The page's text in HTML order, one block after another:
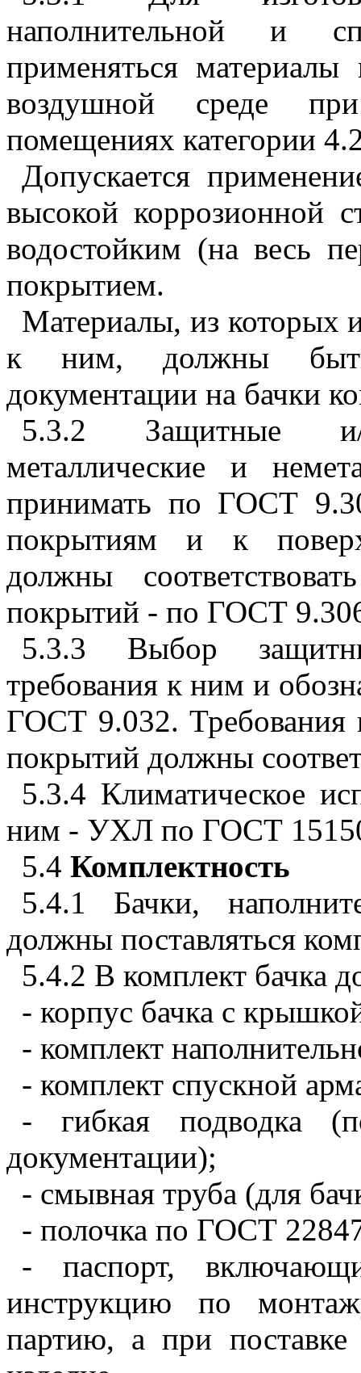
наполнительной и
применяться
воздушной среде
помещениях категории
Допускается
высокой коррозионной
водостойким (на весь
покрытием.
Материалы, из которых
к ним, должны
документации на бачки
5.3.2 Защитные и/
металлические и
принимать по ГОСТ
покрытиям и к
должны
покрытий - по ГОСТ
5.3.3 Выбор
требования к ним и
ГОСТ 9.032. Требования
покрытий должны
5.3.4 Климатическое
ним - УХЛ по ГОСТ
5.4 Комплектность
5.4.1 Бачки,
должны поставляться
5.4.2 В комплект бачка
- корпус бачка с
- комплект
- комплект спускной
- гибкая подводка
документации);
- смывная труба (для
- полочка по ГОСТ
- паспорт,
инструкцию по
партию, а при